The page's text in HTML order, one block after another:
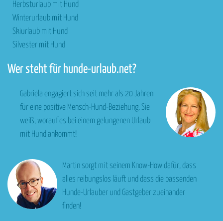
Herbsturlaub mit Hund
Winterurlaub mit Hund
Skiurlaub mit Hund
Silvester mit Hund
Wer steht für hunde-urlaub.net?
Gabriela engagiert sich seit mehr als 20 Jahren
für eine positive Mensch-Hund-Beziehung. Sie
weiß, worauf es bei einem gelungenen Urlaub
mit Hund ankommt!
Martin sorgt mit seinem Know-How dafür, dass
alles reibungslos läuft und dass die passenden
Hunde-Urlauber und Gastgeber zueinander
finden!